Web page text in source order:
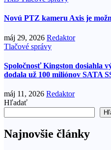
Novú PTZ kameru Axis je
máj 29, 2026 Redaktor
Tlačové správy
Spoločnosť Kingston dosiahla
dodala už 100 miliónov SATA
máj 11, 2026 Redaktor
Hľadať
Najnovšie články